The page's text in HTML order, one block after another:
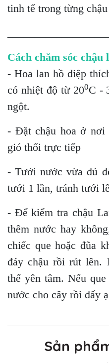
tinh tế trong từng chậu
Cách chăm sóc chậu
- Hoa lan hồ điệp
có nhiệt độ từ 200C -
ngột.
- Đặt chậu hoa ở nơi
gió thổi trực tiếp
- Tưới nước vừa đủ
tưới 1 lần, tránh tưới
- Để kiểm tra chậu
thêm nước hay
chiếc que hoặc đũa
đáy chậu rồi rút lên.
thể yên tâm. Nếu
nước cho cây rồi đấy
Sản